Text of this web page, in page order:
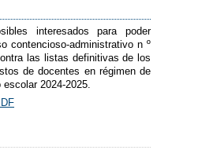
interesados para poder
contencioso-administrativo n º
las listas definitivas de los
de docentes en régimen de
2024-2025.